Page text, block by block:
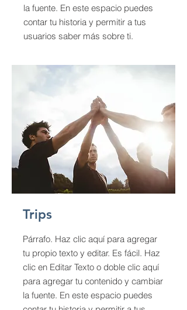
la fuente. En este espacio puedes
contar tu historia y permitir a tus
usuarios saber más sobre ti.
Trips
Párrafo. Haz clic aquí para agregar
tu propio texto y editar. Es fácil. Haz
clic en Editar Texto o doble clic aquí
para agregar tu contenido y cambiar
la fuente. En este espacio puedes